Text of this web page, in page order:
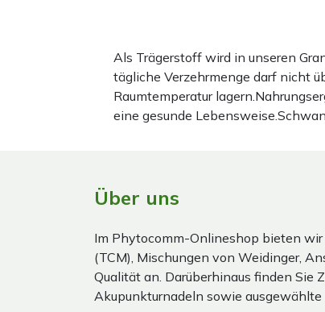
Als Trägerstoff wird in unseren
tägliche Verzehrmenge darf nicht
Raumtemperatur
eine gesunde
Über uns
Im Phytocomm-Onlineshop bieten
(TCM), Mischungen von Weidinger,
Qualität an. Darüberhinaus finden Sie
Akupunkturnadeln sowie ausgewählte